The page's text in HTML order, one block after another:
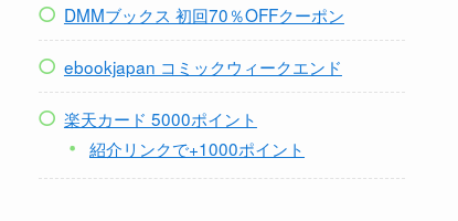
DMMブックス 初回70％OFFクーポン
ebookjapan コミックウィークエンド
楽天カード 5000ポイント
紹介リンクで+1000ポイント